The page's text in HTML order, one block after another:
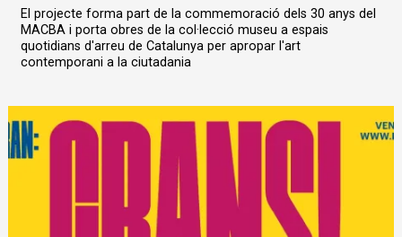
El projecte forma part de la commemoració dels 30 anys del
MACBA i porta obres de la col·lecció museu a espais
quotidians d'arreu de Catalunya per apropar l'art
contemporani a la ciutadania